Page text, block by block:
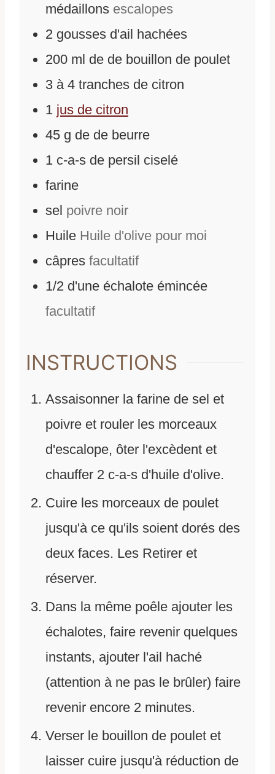
médaillons escalopes
2 gousses d'ail hachées
200 ml de de bouillon de poulet
3 à 4 tranches de citron
1 jus de citron
45 g de de beurre
1 c-a-s de persil ciselé
farine
sel poivre noir
Huile Huile d'olive pour moi
câpres facultatif
1/2 d'une échalote émincée
facultatif
INSTRUCTIONS
Assaisonner la farine de sel et
poivre et rouler les morceaux
d'escalope, ôter l'excèdent et
chauffer 2 c-a-s d'huile d'olive.
Cuire les morceaux de poulet
jusqu'à ce qu'ils soient dorés des
deux faces. Les Retirer et
réserver.
Dans la même poêle ajouter les
échalotes, faire revenir quelques
instants, ajouter l'ail haché
(attention à ne pas le brûler) faire
revenir encore 2 minutes.
Verser le bouillon de poulet et
laisser cuire jusqu'à réduction de